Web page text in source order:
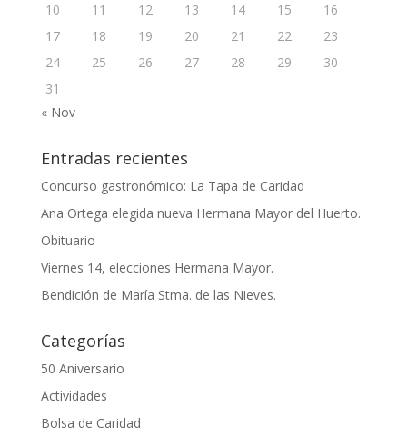
10
11 12 13 14 15
16
17
18 19 20 21 22
23
24
25 26 27 28 29
30
31
« Nov
Entradas recientes
Concurso gastronómico: La Tapa de Caridad
Ana Ortega elegida nueva Hermana Mayor del Huerto.
Obituario
Viernes 14, elecciones Hermana Mayor.
Bendición de María Stma. de las Nieves.
Categorías
50 Aniversario
Actividades
Bolsa de Caridad